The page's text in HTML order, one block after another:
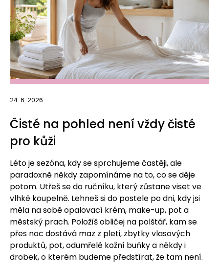
24. 6. 2026
Čisté na pohled není vždy čisté
pro kůži
Léto je sezóna, kdy se sprchujeme častěji, ale
paradoxně někdy zapomínáme na to, co se děje
potom. Utřeš se do ručníku, který zůstane viset ve
vlhké koupelně. Lehneš si do postele po dni, kdy jsi
měla na sobě opalovací krém, make-up, pot a
městský prach. Položíš obličej na polštář, kam se
přes noc dostává maz z pleti, zbytky vlasových
produktů, pot, odumřelé kožní buňky a někdy i
drobek, o kterém budeme předstírat, že tam není.